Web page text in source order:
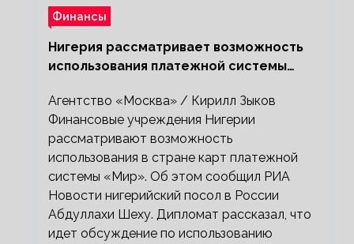
Финансы
Нигерия рассматривает возможность
использования платежной системы
Агентство «Москва» / Кирилл Зыков
Финансовые учреждения Нигерии
рассматривают возможность
использования в стране карт платежной
системы «Мир». Об этом сообщил РИА
Новости нигерийский посол в России
Абдуллахи Шеху. Дипломат рассказал, что
идет обсуждение по использованию